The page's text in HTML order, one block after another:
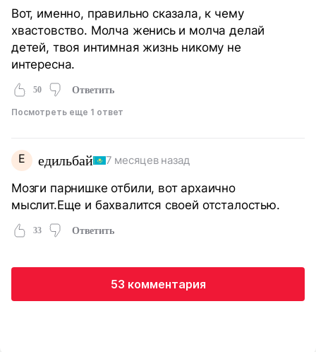
Вот, именно, правильно сказала, к чему
хвастовство. Молча женись и молча делай
детей, твоя интимная жизнь никому не
интересна.
50 Ответить
Посмотреть еще 1 ответ
Е едильбай 7 месяцев назад
Мозги парнишке отбили, вот архаично
мыслит.Еще и бахвалится своей отсталостью.
33 Ответить
53 комментария